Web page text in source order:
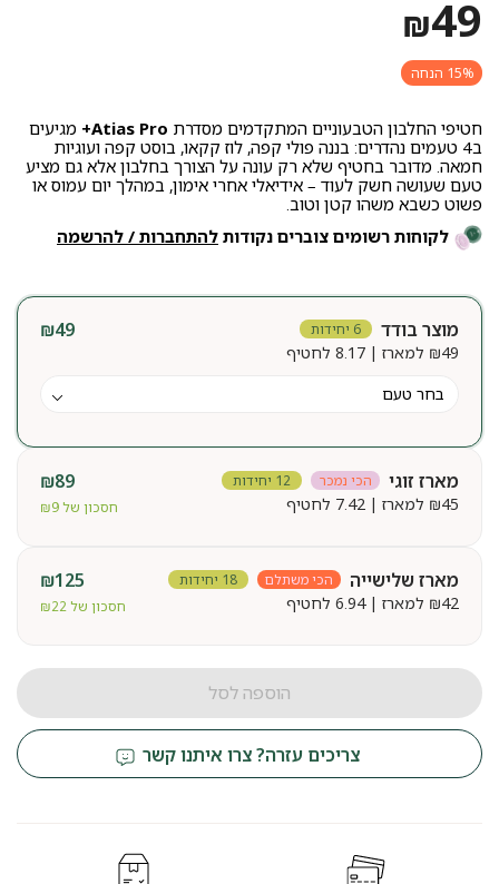
₪49
15% הנחה
חטיפי החלבון הטבעוניים המתקדמים מסדרת Atias Pro+
מגיעים
ב4 טעמים נהדרים: בננה פולי קפה, לוז קקאו, בוסט קפה ועוגיות
חמאה. מדובר בחטיף שלא רק עונה על הצורך בחלבון אלא גם מציע
טעם שעושה חשק לעוד – אידיאלי אחרי אימון, במהלך יום עמוס או
פשוט כשבא משהו קטן וטוב.
לקוחות רשומים צוברים נקודות להתחברות / להרשמה
מוצר בודד 6 יחידות ₪49
₪49 למארז | 8.17 לחטיף
מארז זוגי הכי נמכר 12 יחידות ₪89
₪45 למארז | 7.42 לחטיף חסכון של ₪9
מארז שלישייה הכי משתלם 18 יחידות ₪125
₪42 למארז | 6.94 לחטיף חסכון של ₪22
הוספה לסל
צריכים עזרה? צרו איתנו קשר